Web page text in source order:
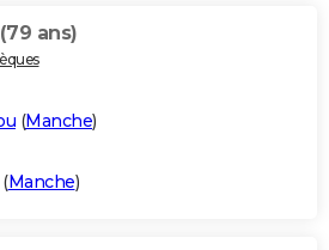
(79 ans)
(Manche)
(Manche)